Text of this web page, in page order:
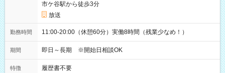
市ケ谷駅から徒歩3分
放送
勤務時間 11:00-20:00（休憩60分）実働8時間（残業少なめ！）
期間 即日～長期 ※開始日相談OK
特徴 履歴書不要